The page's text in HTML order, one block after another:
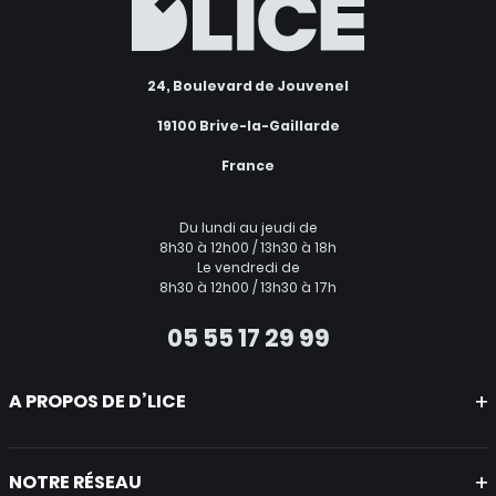
24, Boulevard de Jouvenel
19100 Brive-la-Gaillarde
France
Du lundi au jeudi de
8h30 à 12h00 / 13h30 à 18h
Le vendredi de
8h30 à 12h00 / 13h30 à 17h
05 55 17 29 99
A PROPOS DE D’LICE
Mentions légales
CGV
NOTRE RÉSEAU